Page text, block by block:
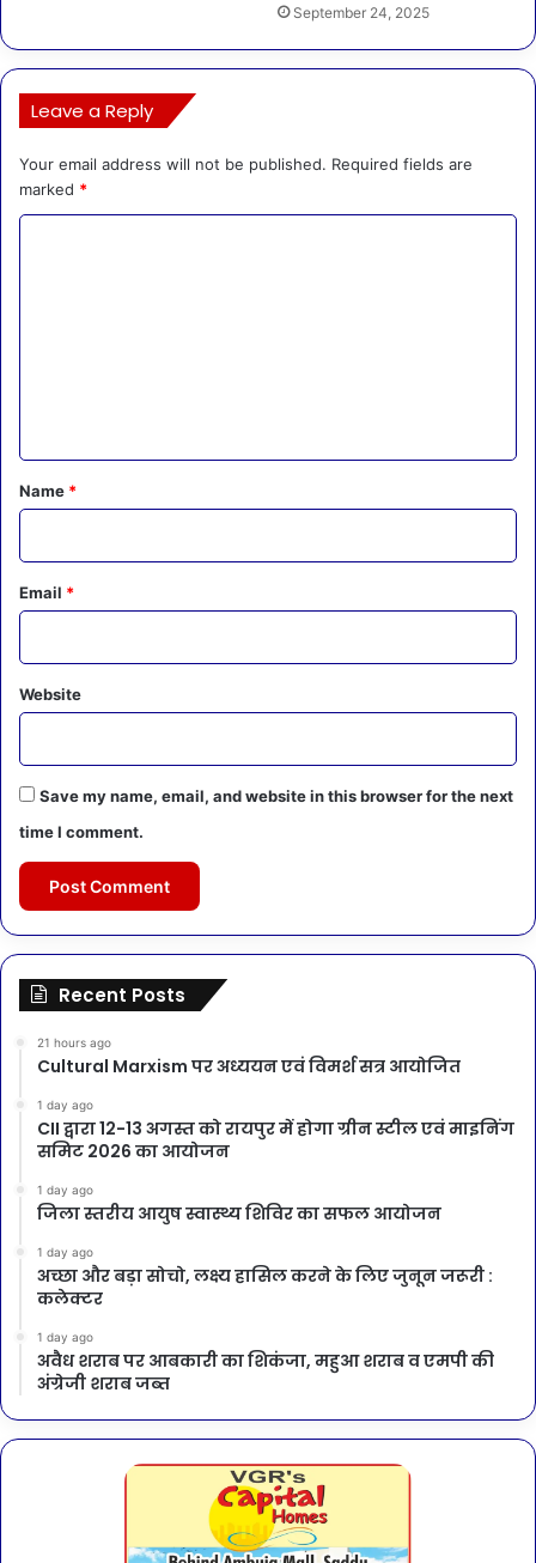
September 24, 2025
Leave a Reply
Your email address will not be published. Required fields are
marked *
*
Name *
Email *
Website
Save my name, email, and website in this browser for the next
time I comment.
Recent Posts
21 hours ago
Cultural Marxism पर अध्ययन एवं विमर्श सत्र आयोजित
1 day ago
CII द्वारा 12-13 अगस्त को रायपुर में होगा ग्रीन स्टील एवं माइनिंग
समिट 2026 का आयोजन
1 day ago
जिला स्तरीय आयुष स्वास्थ्य शिविर का सफल आयोजन
1 day ago
अच्छा और बड़ा सोचो, लक्ष्य हासिल करने के लिए जुनून जरूरी :
कलेक्टर
1 day ago
अवैध शराब पर आबकारी का शिकंजा, महुआ शराब व एमपी की
अंग्रेजी शराब जब्त